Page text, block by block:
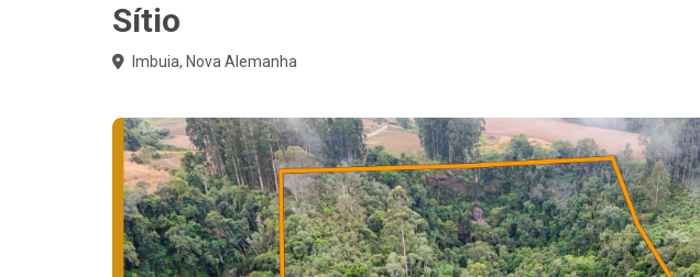
Sítio
Imbuia, Nova Alemanha